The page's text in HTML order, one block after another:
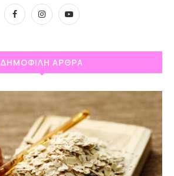
ΔΗΜΟΦΙΛΗ ΑΡΘΡΑ